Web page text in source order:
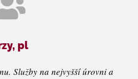
pl
Služby na nejvyšší úrovni a